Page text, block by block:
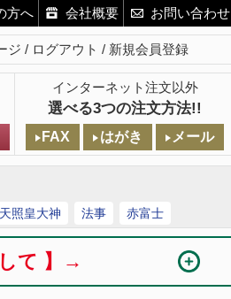
方へ 会社概要 お問い合わせ
ジ ログアウト 新規会員登録
インターネット注文以外
選べる3つの注文方法!!
FAX はがき メール
照皇大神 法事 赤富士
して 】→